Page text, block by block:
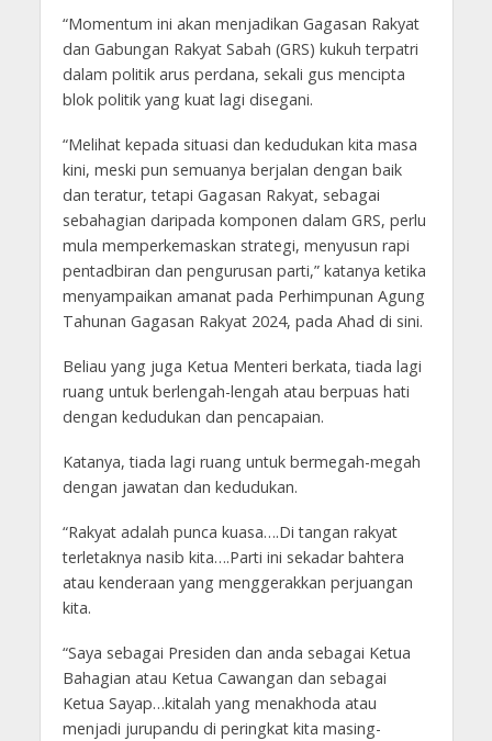
“Momentum ini akan menjadikan Gagasan Rakyat
dan Gabungan Rakyat Sabah (GRS) kukuh terpatri
dalam politik arus perdana, sekali gus mencipta
blok politik yang kuat lagi disegani.
“Melihat kepada situasi dan kedudukan kita masa
kini, meski pun semuanya berjalan dengan baik
dan teratur, tetapi Gagasan Rakyat, sebagai
sebahagian daripada komponen dalam GRS, perlu
mula memperkemaskan strategi, menyusun rapi
pentadbiran dan pengurusan parti,” katanya ketika
menyampaikan amanat pada Perhimpunan Agung
Tahunan Gagasan Rakyat 2024, pada Ahad di sini.
Beliau yang juga Ketua Menteri berkata, tiada lagi
ruang untuk berlengah-lengah atau berpuas hati
dengan kedudukan dan pencapaian.
Katanya, tiada lagi ruang untuk bermegah-megah
dengan jawatan dan kedudukan.
“Rakyat adalah punca kuasa….Di tangan rakyat
terletaknya nasib kita….Parti ini sekadar bahtera
atau kenderaan yang menggerakkan perjuangan
kita.
“Saya sebagai Presiden dan anda sebagai Ketua
Bahagian atau Ketua Cawangan dan sebagai
Ketua Sayap…kitalah yang menakhoda atau
menjadi jurupandu di peringkat kita masing-